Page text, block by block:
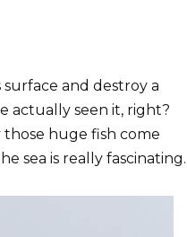
and destroy a
actually seen it, right?
those huge fish come
sea is really fascinating.